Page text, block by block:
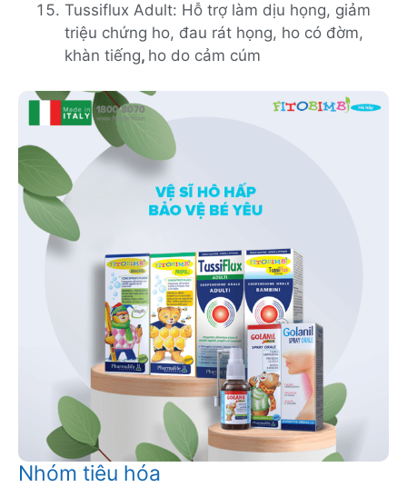
Tussiflux Adult: Hỗ trợ làm dịu họng, giảm
triệu chứng ho, đau rát họng, ho có đờm,
khàn tiếng, ho do cảm cúm
Nhóm tiêu hóa